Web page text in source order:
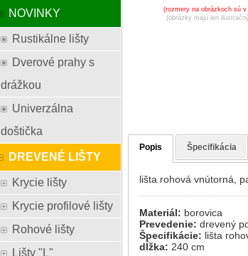
NOVINKY
Rustikálne lišty
Dverové prahy s
drážkou
Univerzálna
doštička
DREVENÉ LIŠTY
Krycie lišty
Krycie profilové lišty
Rohové lišty
Lišty "L"
(rozmery na obrázkoch sú v
(obrázky majú len
Popis Špecifikácia
lišta rohová vnútorná,
Materiál: borovica
Prevedenie:drevený
Špecifikácie: lišta
dĺžka: 240 cm